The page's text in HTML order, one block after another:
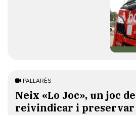
PALLARÈS
​Neix «Lo Joc», un joc
reivindicar i preservar